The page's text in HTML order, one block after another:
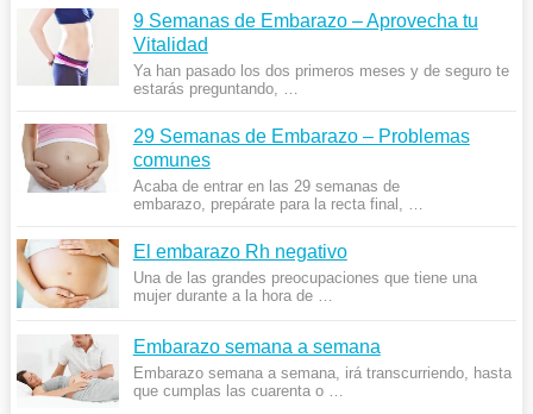
9 Semanas de Embarazo – Aprovecha tu
Vitalidad
Ya han pasado los dos primeros meses y de seguro te
estarás preguntando, …
29 Semanas de Embarazo – Problemas
comunes
Acaba de entrar en las 29 semanas de
embarazo, prepárate para la recta final, …
El embarazo Rh negativo
Una de las grandes preocupaciones que tiene una
mujer durante a la hora de …
Embarazo semana a semana
Embarazo semana a semana, irá transcurriendo, hasta
que cumplas las cuarenta o …